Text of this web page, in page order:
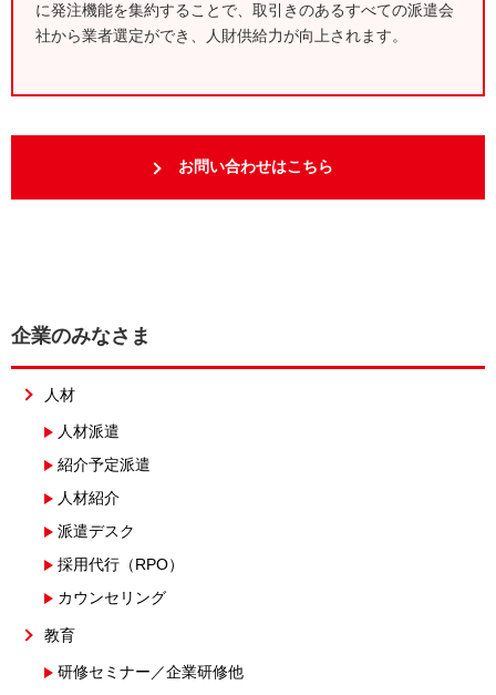
に発注機能を集約することで、取引きのあるすべての派遣会
社から業者選定ができ、人財供給力が向上されます。
お問い合わせはこちら
企業のみなさま
人材
人材派遣
紹介予定派遣
人材紹介
派遣デスク
採用代行（RPO）
カウンセリング
教育
研修セミナー／企業研修他